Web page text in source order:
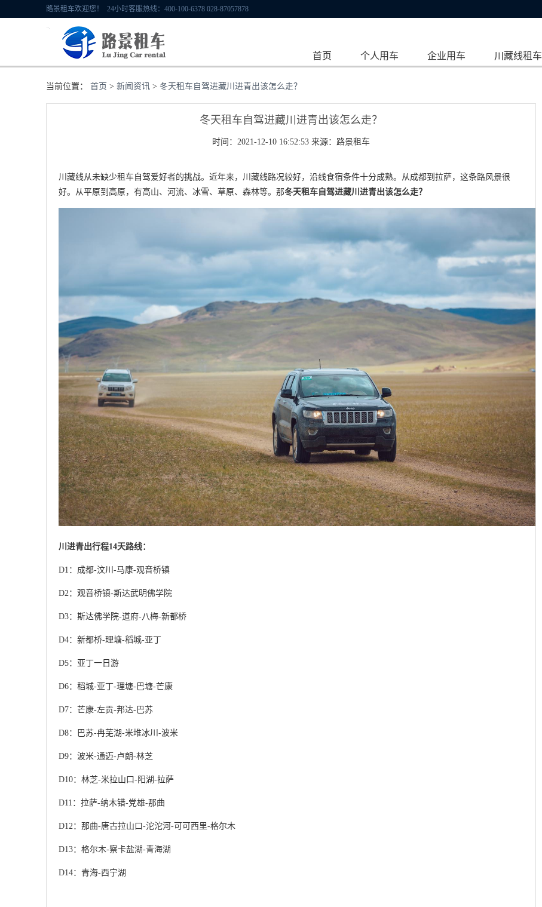
路景租车欢迎您！ 24小时客服热线：400-100-6378 028-87057878
首页 个人用车 企业用车 川藏线租车
当前位置： 首页 > 新闻资讯 > 冬天租车自驾进藏川进青出该怎么走？
冬天租车自驾进藏川进青出该怎么走？
时间：2021-12-10 16:52:53 来源： 路景租车
川藏线从未缺少租车自驾爱好者的挑战。近年来，川藏线路况较好，沿线食宿条件十分成熟。从成都到拉萨，这条路风景很
好。从平原到高原，有高山、河流、冰雪、草原、森林等。那冬天租车自驾进藏川进青出该怎么走？
川进青出行程14天路线：
D1：成都-汶川-马康-观音桥镇
D2：观音桥镇-斯达武明佛学院
D3：斯达佛学院-道府-八梅-新都桥
D4：新都桥-理塘-稻城-亚丁
D5：亚丁一日游
D6：稻城-亚丁-理塘-巴塘-芒康
D7：芒康-左贡-邦达-巴苏
D8：巴苏-冉芜湖-米堆冰川-波米
D9：波米-通迈-卢朗-林芝
D10：林芝-米拉山口-阳湖-拉萨
D11：拉萨-纳木错-党雄-那曲
D12：那曲-唐古拉山口-沱沱河-可可西里-格尔木
D13：格尔木-察卡盐湖-青海湖
D14：青海-西宁湖